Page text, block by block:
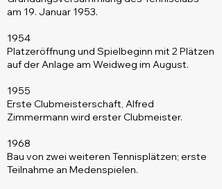
am 19. Januar 1953.
1954
Platzeröffnung und Spielbeginn mit 2 Plätzen
auf der Anlage am Weidweg im August.
1955
Erste Clubmeisterschaft, Alfred
Zimmermann wird erster Clubmeister.
1968
Bau von zwei weiteren Tennisplätzen; erste
Teilnahme an Medenspielen.